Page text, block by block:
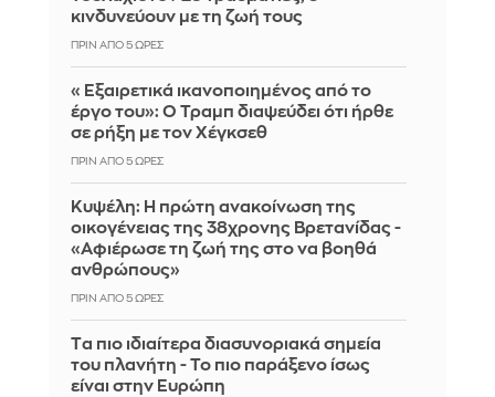
κινδυνεύουν με τη ζωή τους
ΠΡΙΝ ΑΠΌ 5 ΏΡΕΣ
«Εξαιρετικά ικανοποιημένος από το
έργο του»: Ο Τραμπ διαψεύδει ότι ήρθε
σε ρήξη με τον Χέγκσεθ
ΠΡΙΝ ΑΠΌ 5 ΏΡΕΣ
Κυψέλη: Η πρώτη ανακοίνωση της
οικογένειας της 38χρονης Βρετανίδας -
«Αφιέρωσε τη ζωή της στο να βοηθά
ανθρώπους»
ΠΡΙΝ ΑΠΌ 5 ΏΡΕΣ
Tα πιο ιδιαίτερα διασυνοριακά σημεία
του πλανήτη - Το πιο παράξενο ίσως
είναι στην Ευρώπη